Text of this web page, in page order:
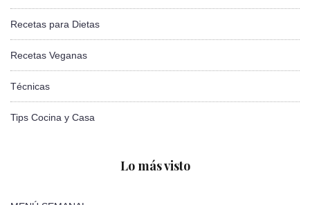
Recetas para Dietas
Recetas Veganas
Técnicas
Tips Cocina y Casa
Lo más visto